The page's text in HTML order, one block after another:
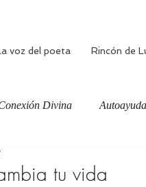
voz del poeta Rincón de
Divina Autoayuda
tu vida